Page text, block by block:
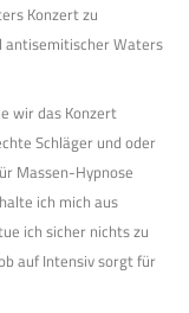
Konzert zu
antisemitischer Waters
wir das Konzert
Schläger und oder
Massen-Hypnose
ich mich aus
ich sicher nichts zu
auf Intensiv sorgt für